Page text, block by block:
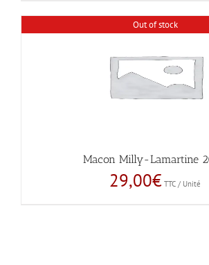
Out of stock
Macon Milly-Lamartine
29,00€ TTC / Unité